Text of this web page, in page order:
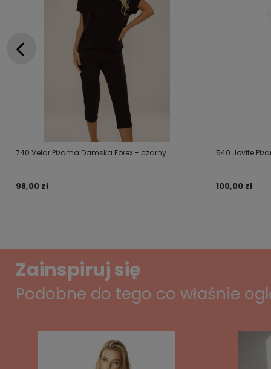
740 Velar Piżama Damska Forex - czarny
98,00 zł
540 Jovite
100,00 zł
Zainspiruj się
Podobne do tego co właśnie